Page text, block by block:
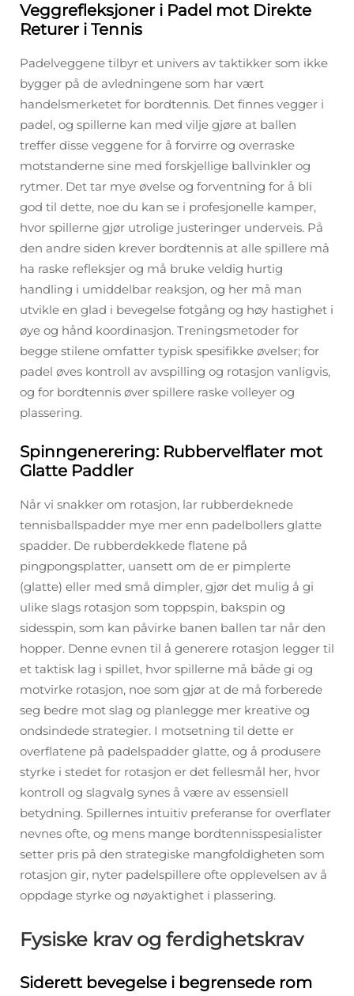
Veggrefleksjoner i Padel mot Direkte
Returer i Tennis
Padelveggene tilbyr et univers av taktikker som ikke
bygger på de avledningene som har vært
handelsmerketet for bordtennis. Det finnes vegger i
padel, og spillerne kan med vilje gjøre at ballen
treffer disse veggene for å forvirre og overraske
motstanderne sine med forskjellige ballvinkler og
rytmer. Det tar mye øvelse og forventning for å bli
god til dette, noe du kan se i profesjonelle kamper,
hvor spillerne gjør utrolige justeringer underveis. På
den andre siden krever bordtennis at alle spillere må
ha raske refleksjer og må bruke veldig hurtig
handling i umiddelbar reaksjon, og her må man
utvikle en glad i bevegelse fotgång og høy hastighet i
øye og hånd koordinasjon. Treningsmetoder for
begge stilene omfatter typisk spesifikke øvelser; for
padel øves kontroll av avspilling og rotasjon vanligvis,
og for bordtennis øver spillere raske volleyer og
plassering.
Spinngenerering: Rubbervelflater mot
Glatte Paddler
Når vi snakker om rotasjon, lar rubberdeknede
tennisballspadder mye mer enn padelbollers glatte
spadder. De rubberdekkede flatene på
pingpongsplatter, uansett om de er pimplerte
(glatte) eller med små dimpler, gjør det mulig å gi
ulike slags rotasjon som toppspin, bakspin og
sidesspin, som kan påvirke banen ballen tar når den
hopper. Denne evnen til å generere rotasjon legger til
et taktisk lag i spillet, hvor spillerne må både gi og
motvirke rotasjon, noe som gjør at de må forberede
seg bedre mot slag og planlegge mer kreative og
ondsindede strategier. I motsetning til dette er
overflatene på padelspadder glatte, og å produsere
styrke i stedet for rotasjon er det fellesmål her, hvor
kontroll og slagvalg synes å være av essensiell
betydning. Spillernes intuitiv preferanse for overflater
nevnes ofte, og mens mange bordtennisspesialister
setter pris på den strategiske mangfoldigheten som
rotasjon gir, nyter padelspillere ofte opplevelsen av å
oppdage styrke og nøyaktighet i plassering.
Fysiske krav og ferdighetskrav
Siderett bevegelse i begrensede rom